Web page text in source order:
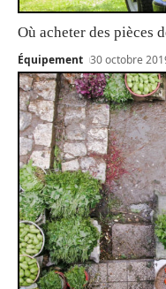
Où acheter des pièces
Équipement 30 octobre